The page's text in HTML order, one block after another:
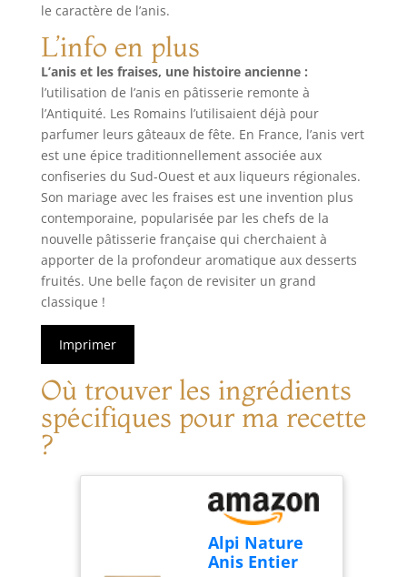
le caractère de l’anis.
L’info en plus
L’anis et les fraises, une histoire ancienne :
l’utilisation de l’anis en pâtisserie remonte à
l’Antiquité. Les Romains l’utilisaient déjà pour
parfumer leurs gâteaux de fête. En France, l’anis vert
est une épice traditionnellement associée aux
confiseries du Sud-Ouest et aux liqueurs régionales.
Son mariage avec les fraises est une invention plus
contemporaine, popularisée par les chefs de la
nouvelle pâtisserie française qui cherchaient à
apporter de la profondeur aromatique aux desserts
fruités. Une belle façon de revisiter un grand
classique !
Imprimer
Où trouver les ingrédients
spécifiques pour ma recette
?
Alpi Nature
Anis Entier